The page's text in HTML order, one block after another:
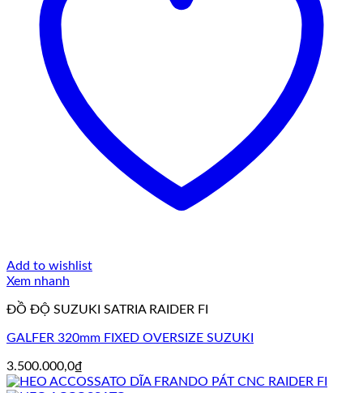
Add to wishlist
Xem nhanh
ĐỒ ĐỘ SUZUKI SATRIA RAIDER FI
GALFER 320mm FIXED OVERSIZE SUZUKI
3.500.000,0₫